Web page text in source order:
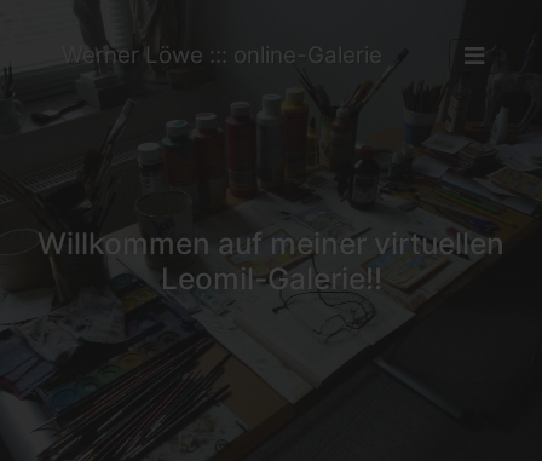
Werner Löwe ::: online-Galerie
Willkommen auf meiner virtuellen
Leomil-Galerie!!